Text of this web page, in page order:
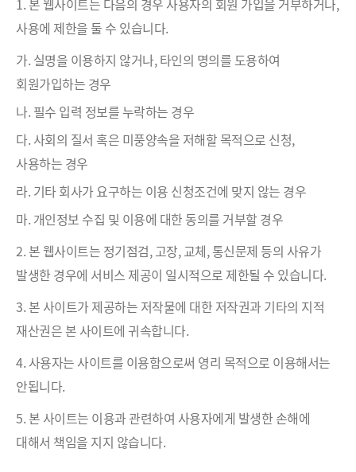
1. 본 웹사이트는 다음의 경우 사용자의 회원 가입을 거부하거나,
사용에 제한을 둘 수 있습니다.
가. 실명을 이용하지 않거나, 타인의 명의를 도용하여
회원가입하는 경우
나. 필수 입력 정보를 누락하는 경우
다. 사회의 질서 혹은 미풍양속을 저해할 목적으로 신청,
사용하는 경우
라. 기타 회사가 요구하는 이용 신청조건에 맞지 않는 경우
마. 개인정보 수집 및 이용에 대한 동의를 거부할 경우
2. 본 웹사이트는 정기점검, 고장, 교체, 통신문제 등의 사유가
발생한 경우에 서비스 제공이 일시적으로 제한될 수 있습니다.
3. 본 사이트가 제공하는 저작물에 대한 저작권과 기타의 지적
재산권은 본 사이트에 귀속합니다.
4. 사용자는 사이트를 이용함으로써 영리 목적으로 이용해서는
안됩니다.
5. 본 사이트는 이용과 관련하여 사용자에게 발생한 손해에
대해서 책임을 지지 않습니다.